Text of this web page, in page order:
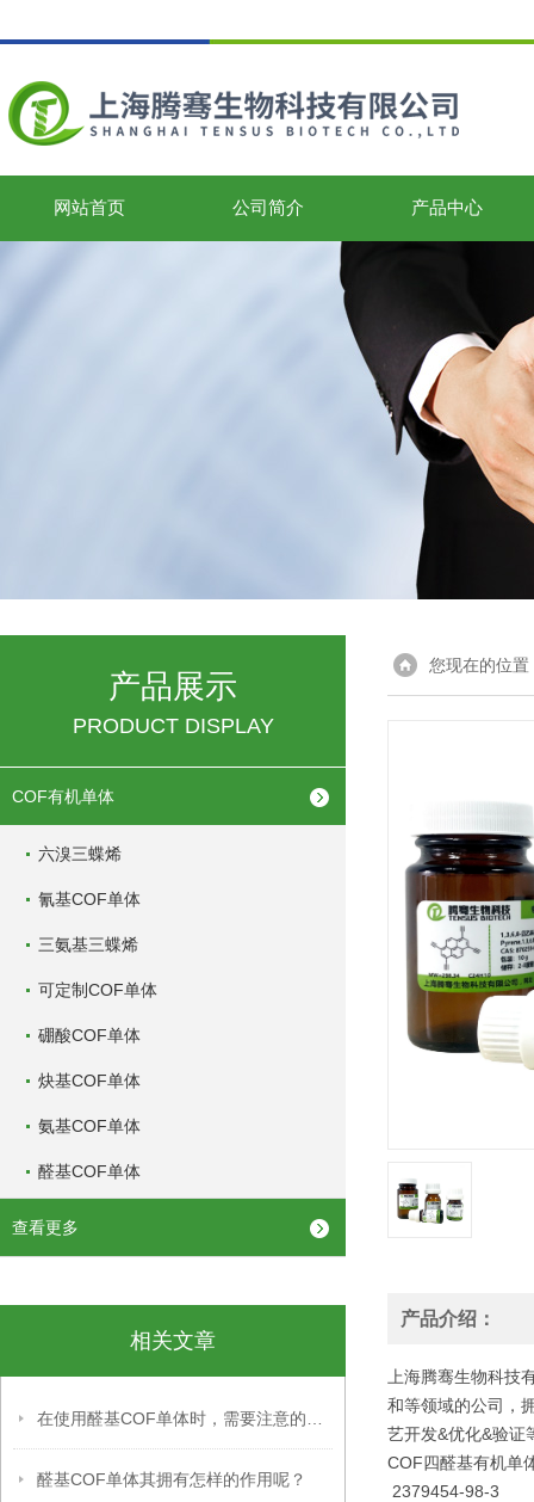
网站首页 公司简介 产品中心
产品展示
PRODUCT DISPLAY
COF有机单体
六溴三蝶烯
氰基COF单体
三氨基三蝶烯
可定制COF单体
硼酸COF单体
炔基COF单体
氨基COF单体
醛基COF单体
查看更多
相关文章
醛基COF单体其拥有怎样的作用呢？
您现在的位置
产品介绍：
上海腾骞生物科
和等领域的公司，
艺开发&优化&验证
COF四醛基有机单
2379454-98-3